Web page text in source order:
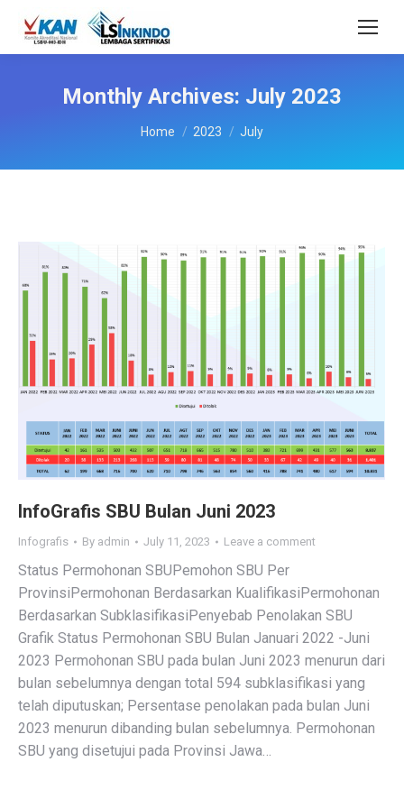
Monthly Archives: July 2023
You are here:
Home 2023 July
InfoGrafis SBU Bulan Juni 2023
Infografis By admin July 11, 2023 Leave a comment
Status Permohonan SBUPemohon SBU Per
ProvinsiPermohonan Berdasarkan KualifikasiPermohonan
Berdasarkan SubklasifikasiPenyebab Penolakan SBU
Grafik Status Permohonan SBU Bulan Januari 2022 -Juni
2023 Permohonan SBU pada bulan Juni 2023 menurun dari
bulan sebelumnya dengan total 594 subklasifikasi yang
telah diputuskan; Persentase penolakan pada bulan Juni
2023 menurun dibanding bulan sebelumnya. Permohonan
SBU yang disetujui pada Provinsi Jawa…